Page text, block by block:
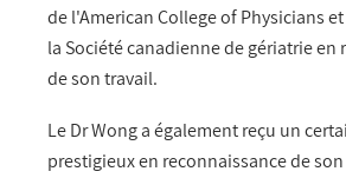
de l'American College of Physicians
la Société canadienne de gériatrie en
de son travail.
Le Dr Wong a également reçu un
prestigieux en reconnaissance de